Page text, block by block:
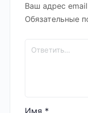
Ваш адрес
Обязательные
Имя *